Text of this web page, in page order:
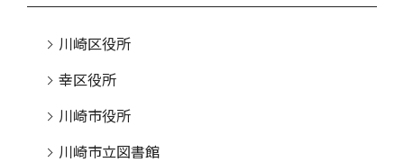
川崎区役所
幸区役所
川崎市役所
川崎市立図書館